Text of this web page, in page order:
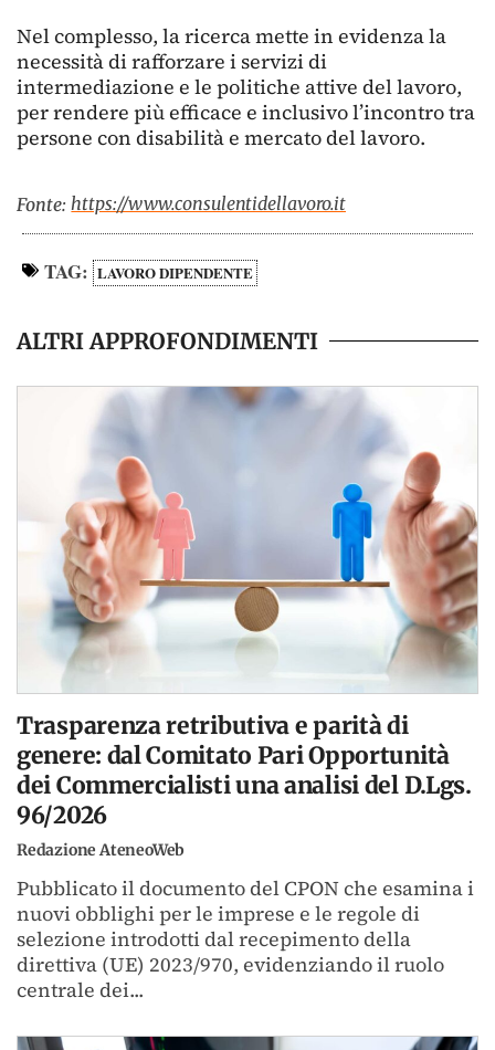
Nel complesso, la ricerca mette in evidenza la
necessità di rafforzare i servizi di
intermediazione e le politiche attive del lavoro,
per rendere più efficace e inclusivo l’incontro tra
persone con disabilità e mercato del lavoro.
Fonte: https://www.consulentidellavoro.it
TAG: LAVORO DIPENDENTE
ALTRI APPROFONDIMENTI
Trasparenza retributiva e parità di
genere: dal Comitato Pari Opportunità
dei Commercialisti una analisi del D.Lgs.
96/2026
Redazione AteneoWeb
Pubblicato il documento del CPON che esamina i
nuovi obblighi per le imprese e le regole di
selezione introdotti dal recepimento della
direttiva (UE) 2023/970, evidenziando il ruolo
centrale dei...